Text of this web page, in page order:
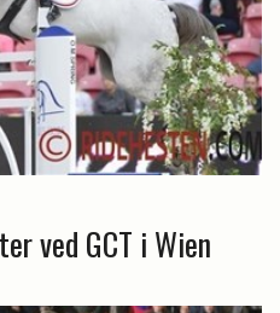
ved GCT i Wien